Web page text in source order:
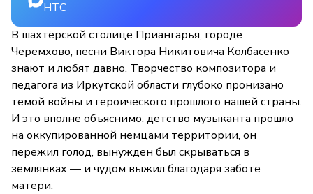
НТС
В шахтёрской столице Приангарья, городе
Черемхово, песни Виктора Никитовича Колбасенко
знают и любят давно. Творчество композитора и
педагога из Иркутской области глубоко пронизано
темой войны и героического прошлого нашей страны.
И это вполне объяснимо: детство музыканта прошло
на оккупированной немцами территории, он
пережил голод, вынужден был скрываться в
землянках — и чудом выжил благодаря заботе
матери.